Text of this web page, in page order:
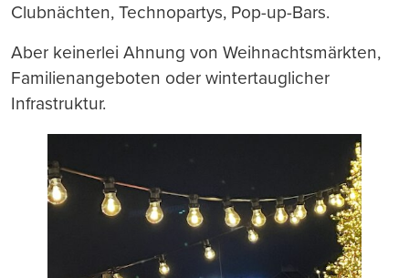
Clubnächten, Technopartys, Pop-up-Bars.
Aber keinerlei Ahnung von Weihnachtsmärkten,
Familienangeboten oder wintertauglicher
Infrastruktur.